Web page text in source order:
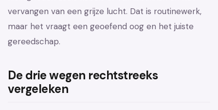
vervangen van een grijze lucht. Dat is routinewerk,
maar het vraagt een geoefend oog en het juiste
gereedschap.
De drie wegen rechtstreeks
vergeleken